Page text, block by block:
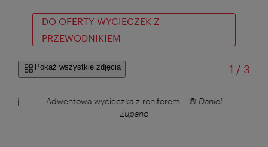
DO OFERTY WYCIECZEK Z
PRZEWODNIKIEM
Pokaż wszystkie zdjęcia 1 /od
3
Adwentowa wycieczka z reniferem – © Daniel
Zupanc